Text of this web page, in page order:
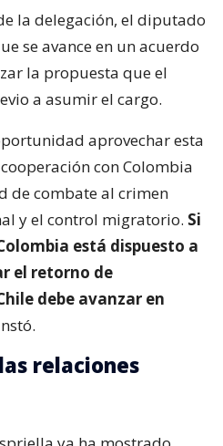
la delegación, el diputado
se avance en un acuerdo
la propuesta que el
a asumir el cargo.
aprovechar esta
con Colombia
de combate al crimen
y el control migratorio. Si
está dispuesto a
el retorno de
debe avanzar en
relaciones